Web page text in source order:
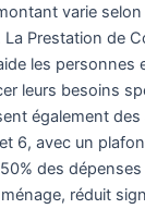
varie selon
La Prestation de
les personnes
leurs besoins
également
6, avec un
des
réduit